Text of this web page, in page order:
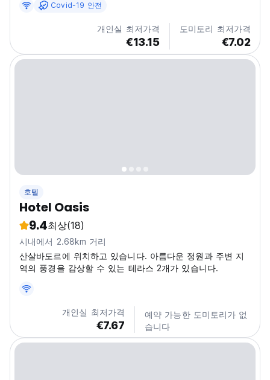
Covid-19 안전
개인실 최저가격
€13.15
도미토리 최저가격
€7.02
호텔
Hotel Oasis
9.4최상(18)
시내에서 2.68km 거리
산살바도르에 위치하고 있습니다. 아름다운 정원과 주변 지
역의 풍경을 감상할 수 있는 테라스 2개가 있습니다.
개인실 최저가격
€7.67
예약 가능한 도미토리가 없
습니다